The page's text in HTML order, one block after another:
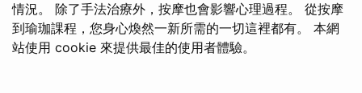
情況。 除了手法治療外，按摩也會影響心理過程。 從按摩
到瑜珈課程，您身心煥然一新所需的一切這裡都有。 本網
站使用 cookie 來提供最佳的使用者體驗。